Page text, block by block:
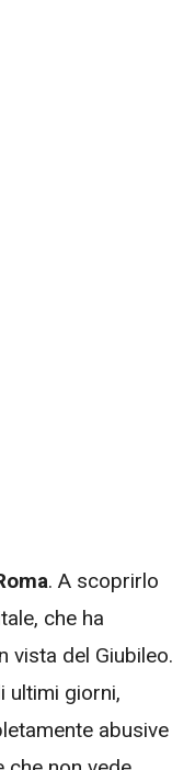
. A scoprirlo
che ha
vista del Giubileo.
ultimi giorni,
abusive